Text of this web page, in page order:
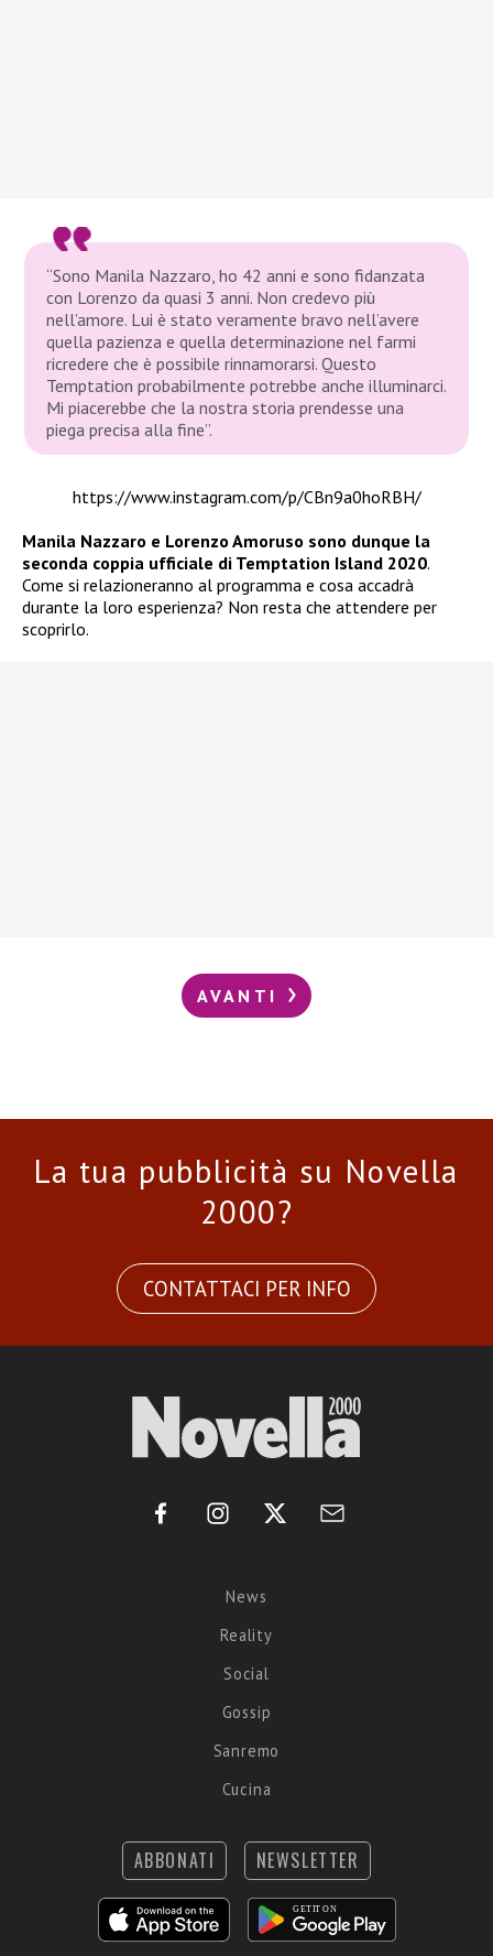
“Sono Manila Nazzaro, ho 42 anni e sono fidanzata
con Lorenzo da quasi 3 anni. Non credevo più
nell’amore. Lui è stato veramente bravo nell’avere
quella pazienza e quella determinazione nel farmi
ricredere che è possibile rinnamorarsi. Questo
Temptation probabilmente potrebbe anche illuminarci.
Mi piacerebbe che la nostra storia prendesse una
piega precisa alla fine”.
https://www.instagram.com/p/CBn9a0hoRBH/
Manila Nazzaro e Lorenzo Amoruso sono dunque la
seconda coppia ufficiale di Temptation Island 2020.
Come si relazioneranno al programma e cosa accadrà
durante la loro esperienza? Non resta che attendere per
scoprirlo.
AVANTI
La tua pubblicità su Novella
2000?
CONTATTACI PER INFO
News
Reality
Social
Gossip
Sanremo
Cucina
ABBONATI NEWSLETTER